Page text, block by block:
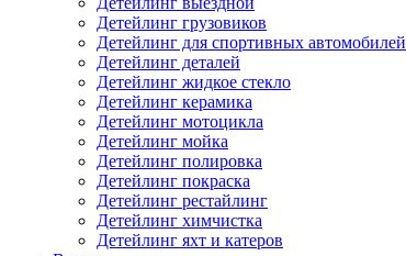
Детейлинг грузовиков
Детейлинг для спортивных автомобилей
Детейлинг деталей
Детейлинг жидкое стекло
Детейлинг керамика
Детейлинг мотоцикла
Детейлинг мойка
Детейлинг полировка
Детейлинг покраска
Детейлинг рестайлинг
Детейлинг химчистка
Детейлинг яхт и катеров